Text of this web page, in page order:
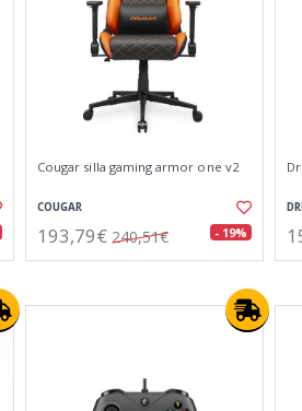
Cougar silla gaming armor one v2
COUGAR
193,79€ 240,51€ - 19%